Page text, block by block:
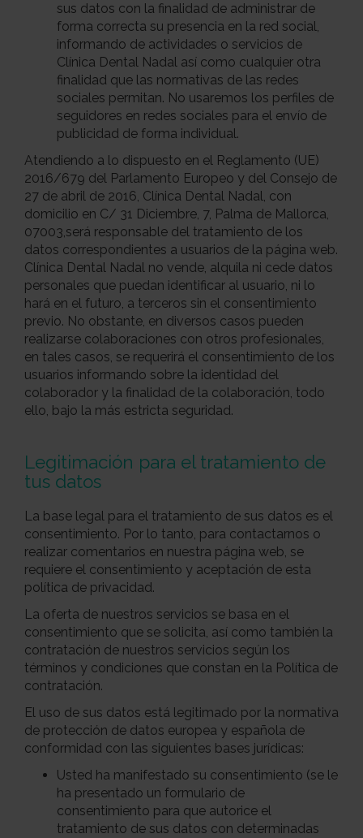
sus datos con la finalidad de administrar de
forma correcta su presencia en la red social,
informando de actividades o servicios de
Clínica Dental Nadal así como cualquier otra
finalidad que las normativas de las redes
sociales permitan. No usaremos los perfiles de
seguidores en redes sociales para el envío de
publicidad de forma individual.
Atendiendo a lo dispuesto en el Reglamento (UE)
2016/679 del Parlamento Europeo y del Consejo de
27 de abril de 2016, Clínica Dental Nadal, con
domicilio en C/ 31 Diciembre, 7, Palma de Mallorca,
07003,será responsable del tratamiento de los
datos correspondientes a usuarios de la página web.
Clínica Dental Nadal no vende, alquila ni cede datos
personales que puedan identificar al usuario, ni lo
hará en el futuro, a terceros sin el consentimiento
previo. No obstante, en diversos casos pueden
realizarse colaboraciones con otros profesionales,
en tales casos, se requerirá el consentimiento de los
usuarios informando sobre la identidad del
colaborador y la finalidad de la colaboración, todo
ello, bajo la más estricta seguridad.
Legitimación para el tratamiento de
tus datos
La base legal para el tratamiento de sus datos es el
consentimiento. Por lo tanto, para contactarnos o
realizar comentarios en nuestra página web, se
requiere el consentimiento y aceptación de esta
política de privacidad.
La oferta de nuestros servicios se basa en el
consentimiento que se solicita, así como también la
contratación de nuestros servicios según los
términos y condiciones que constan en la Política de
contratación.
El uso de sus datos está legitimado por la normativa
de protección de datos europea y española de
conformidad con las siguientes bases jurídicas:
Usted ha manifestado su consentimiento (se le
ha presentado un formulario de
consentimiento para que autorice el
tratamiento de sus datos con determinadas